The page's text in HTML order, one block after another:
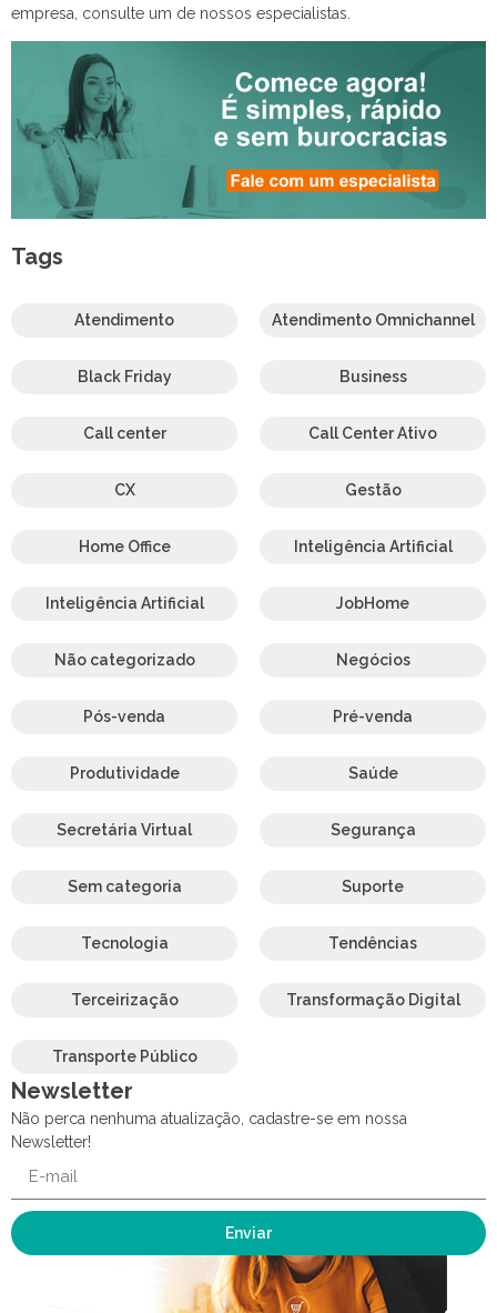
empresa, consulte um de nossos especialistas.
Tags
Atendimento Atendimento Omnichannel
Black Friday Business
Call center Call Center Ativo
CX Gestão
Home Office Inteligência Artificial
Inteligência Artificial JobHome
Não categorizado Negócios
Pós-venda Pré-venda
Produtividade Saúde
Secretária Virtual Segurança
Sem categoria Suporte
Tecnologia Tendências
Terceirização Transformação Digital
Transporte Público
Newsletter
Não perca nenhuma atualização, cadastre-se em nossa
Newsletter!
Enviar